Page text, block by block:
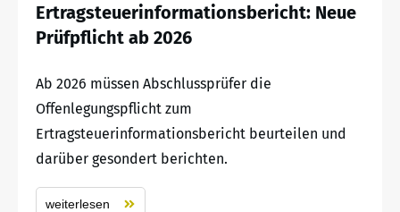
Ertragsteuerinformationsbericht: Neue
Prüfpflicht ab 2026
Ab 2026 müssen Abschlussprüfer die
Offenlegungspflicht zum
Ertragsteuerinformationsbericht beurteilen und
darüber gesondert berichten.
weiterlesen